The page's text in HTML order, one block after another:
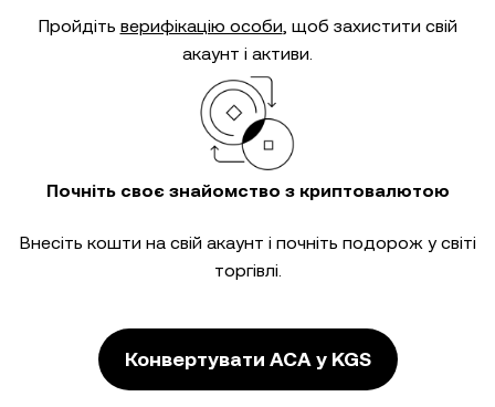
Пройдіть верифікацію особи, щоб захистити свій
акаунт і активи.
Почніть своє знайомство з криптовалютою
Внесіть кошти на свій акаунт і почніть подорож у світі
торгівлі.
Конвертувати ACA у KGS